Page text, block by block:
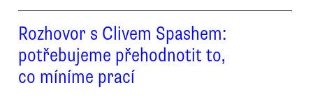
Rozhovor s Clivem Spashem:
potřebujeme přehodnotit to,
co míníme prací